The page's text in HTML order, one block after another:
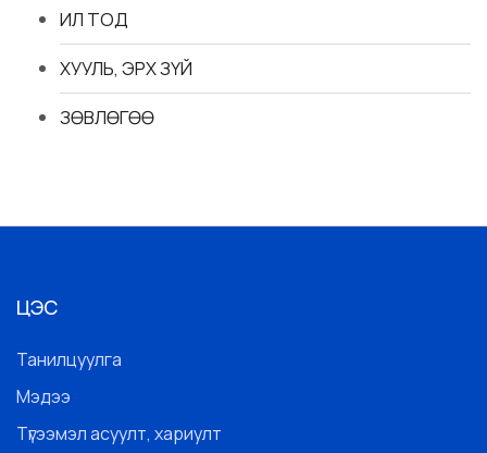
ИЛ ТОД
ХУУЛЬ, ЭРХ ЗҮЙ
ЗӨВЛӨГӨӨ
ЦЭС
Танилцуулга
Мэдээ
Түгээмэл асуулт, хариулт